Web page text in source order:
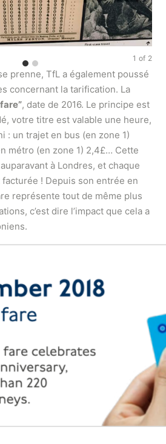
1 of 2
prenne, TfL a également poussé
concernant la tarification. La
, date de 2016. Le principe est
votre titre est valable une heure,
: un trajet en bus (en zone 1)
métro (en zone 1) 2,4£… Cette
à Londres, et chaque
! Depuis son entrée en
représente tout de même plus
c’est dire l’impact que cela a